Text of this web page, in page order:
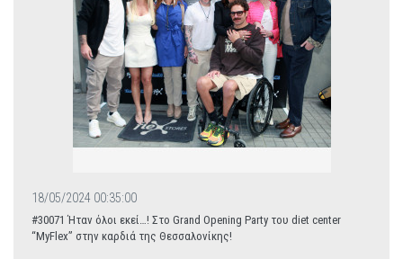
18/05/2024 00:35:00
#30071 Ήταν όλοι εκεί…! Στο Grand Opening Party του diet center
“MyFlex” στην καρδιά της Θεσσαλονίκης!